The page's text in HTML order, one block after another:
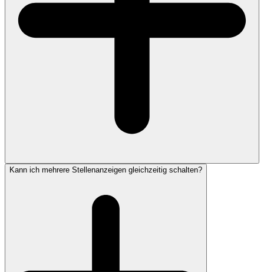
Kann ich mehrere Stellenanzeigen gleichzeitig schalten?